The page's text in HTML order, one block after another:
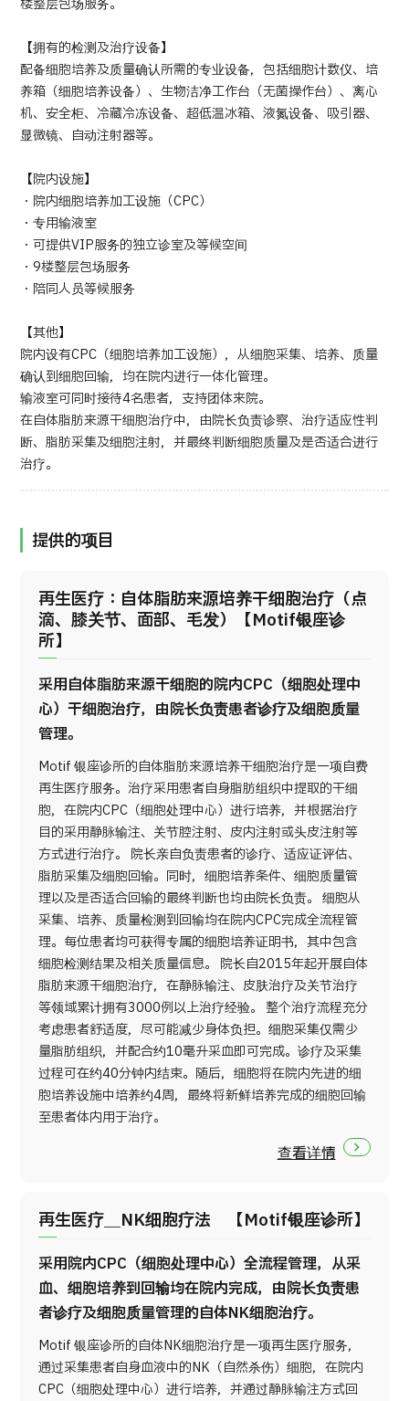
楼整层包场服务。
【拥有的检测及治疗设备】
配备细胞培养及质量确认所需的专业设备，包括细胞计数仪、培
养箱（细胞培养设备）、生物洁净工作台（无菌操作台）、离心
机、安全柜、冷藏冷冻设备、超低温冰箱、液氮设备、吸引器、
显微镜、自动注射器等。
【院内设施】
・院内细胞培养加工设施（CPC）
・专用输液室
・可提供VIP服务的独立诊室及等候空间
・9楼整层包场服务
・陪同人员等候服务
【其他】
院内设有CPC（细胞培养加工设施），从细胞采集、培养、质量
确认到细胞回输，均在院内进行一体化管理。
输液室可同时接待4名患者，支持团体来院。
在自体脂肪来源干细胞治疗中，由院长负责诊察、治疗适应性判
断、脂肪采集及细胞注射，并最终判断细胞质量及是否适合进行
治疗。
提供的项目
再生医疗：自体脂肪来源培养干细胞治疗（点
滴、膝关节、面部、毛发）【Motif银座诊
所】
采用自体脂肪来源干细胞的院内CPC（细胞处理中
心）干细胞治疗，由院长负责患者诊疗及细胞质量
管理。
Motif 银座诊所的自体脂肪来源培养干细胞治疗是一项自费
再生医疗服务。治疗采用患者自身脂肪组织中提取的干细
胞，在院内CPC（细胞处理中心）进行培养，并根据治疗
目的采用静脉输注、关节腔注射、皮内注射或头皮注射等
方式进行治疗。 院长亲自负责患者的诊疗、适应证评估、
脂肪采集及细胞回输。同时，细胞培养条件、细胞质量管
理以及是否适合回输的最终判断也均由院长负责。 细胞从
采集、培养、质量检测到回输均在院内CPC完成全流程管
理。每位患者均可获得专属的细胞培养证明书，其中包含
细胞检测结果及相关质量信息。 院长自2015年起开展自体
脂肪来源干细胞治疗，在静脉输注、皮肤治疗及关节治疗
等领域累计拥有3000例以上治疗经验。 整个治疗流程充分
考虑患者舒适度，尽可能减少身体负担。细胞采集仅需少
量脂肪组织，并配合约10毫升采血即可完成。诊疗及采集
过程可在约40分钟内结束。随后，细胞将在院内先进的细
胞培养设施中培养约4周，最终将新鲜培养完成的细胞回输
至患者体内用于治疗。
查看详情
再生医疗＿NK细胞疗法 【Motif银座诊所】
采用院内CPC（细胞处理中心）全流程管理，从采
血、细胞培养到回输均在院内完成，由院长负责患
者诊疗及细胞质量管理的自体NK细胞治疗。
Motif 银座诊所的自体NK细胞治疗是一项再生医疗服务，
通过采集患者自身血液中的NK（自然杀伤）细胞，在院内
CPC（细胞处理中心）进行培养，并通过静脉输注方式回